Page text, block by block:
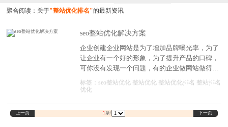
聚合阅读：关于"整站优化排名"的最新资讯
seo整站优化解决方案
企业创建企业网站是为了增加品牌曝光率，为了
让企业有一个好的形象，为了提升产品的口碑，
可你没有发现一个问题，有的企业做网站做得很
好，有的企业做网站确做的很差，这到底是什么
结果造成的，其实原因很简单，没有一份完整的
能发挥出更好的作用。那么，一份企业网站SEO
优化方案到底有多重要?
标签： seo整站优化 整站优化 整站优化排名 整站排名
优化
上一页 1条/ 下一页